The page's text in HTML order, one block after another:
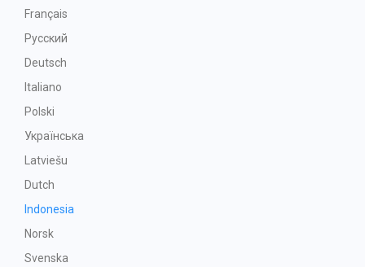
Français
Русский
Deutsch
Italiano
Polski
Українська
Latviešu
Dutch
Indonesia
Norsk
Svenska